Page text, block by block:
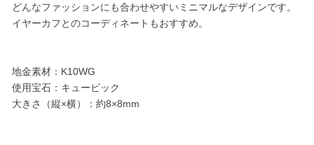
どんなファッションにも合わせやすいミニマルなデザインです。
イヤーカフとのコーディネートもおすすめ。
地金素材：K10WG
使用宝石：キュービック
大きさ（縦×横）：約8×8mm